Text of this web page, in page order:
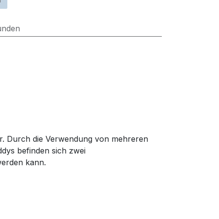
Durch die Verwendung von mehreren
befinden sich zwei
kann.